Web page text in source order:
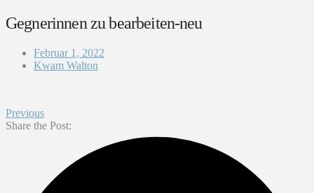
Gegnerinnen zu bearbeiten-neu
Februar 1, 2022
Kwam Walton
Previous
Share the Post: